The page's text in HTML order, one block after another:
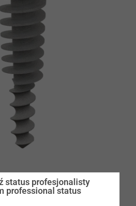
status profesjonalisty
professional status